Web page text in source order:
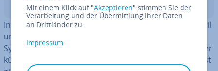
In­halts­ver­zeich­nis
In­for­ma­ti­ons­tech­no­lo­gie ist längst in­te­gra­ler Be­stand­teil
unseres Lebens. Und dank immer leis­tungs­fä­hi­ge­rer
Systeme werden immer größere Da­ten­men­gen in immer
kürzerer Zeit über­mit­telt. Ein Ende dieser Ent­wick­lung ist
Mit einem Klick auf "Akzeptieren" stimmen Sie der
Verarbeitung und der Übermittlung Ihrer Daten
an Drittländer zu.
Impressum